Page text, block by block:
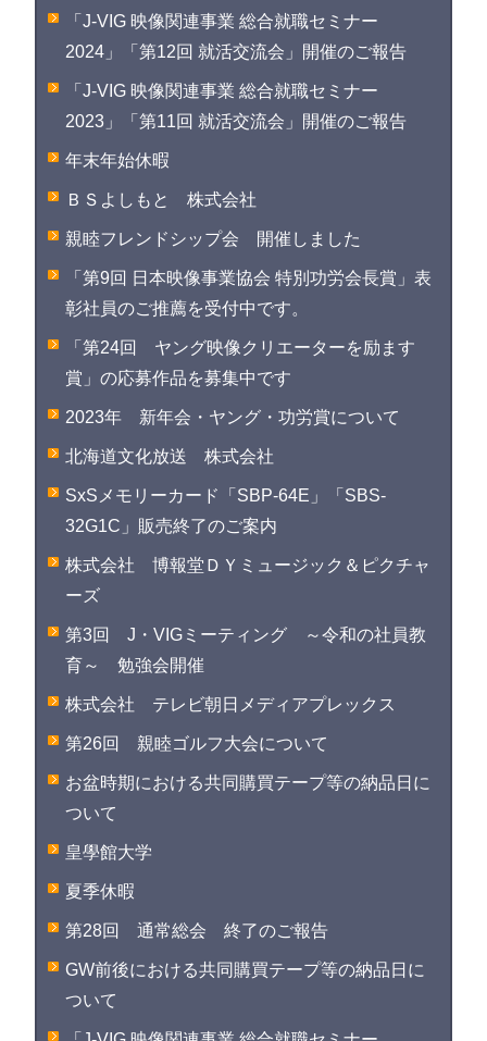
「J-VIG 映像関連事業 総合就職セミナー
2024」「第12回 就活交流会」開催のご報告
「J-VIG 映像関連事業 総合就職セミナー
2023」「第11回 就活交流会」開催のご報告
年末年始休暇
ＢＳよしもと 株式会社
親睦フレンドシップ会 開催しました
「第9回 日本映像事業協会 特別功労会長賞」表
彰社員のご推薦を受付中です。
「第24回 ヤング映像クリエーターを励ます
賞」の応募作品を募集中です
2023年 新年会・ヤング・功労賞について
北海道文化放送 株式会社
SxSメモリーカード「SBP-64E」「SBS-
32G1C」販売終了のご案内
株式会社 博報堂ＤＹミュージック＆ピクチャ
ーズ
第3回 J・VIGミーティング ～令和の社員教
育～ 勉強会開催
株式会社 テレビ朝日メディアプレックス
第26回 親睦ゴルフ大会について
お盆時期における共同購買テープ等の納品日に
ついて
皇學館大学
夏季休暇
第28回 通常総会 終了のご報告
GW前後における共同購買テープ等の納品日に
ついて